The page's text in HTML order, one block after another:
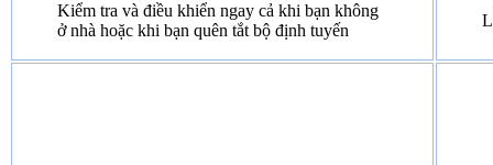
Kiểm tra và điều khiển ngay cả khi bạn không
ở nhà hoặc khi bạn quên tắt bộ định tuyến